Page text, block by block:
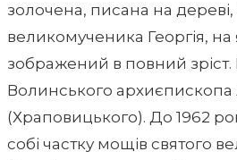
золочена, писана на дереві,
великомученика Георгія, на
зображений в повний
Волинського архиєпископа
(Храповицького). До 1962
собі частку мощів святого